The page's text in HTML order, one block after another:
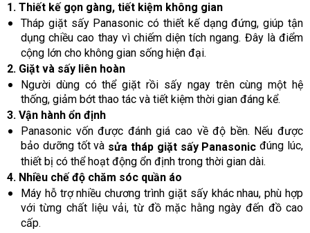
1. Thiết kế gọn gàng, tiết kiệm không gian
Tháp giặt sấy Panasonic có thiết kế dạng đứng, giúp tận
dụng chiều cao thay vì chiếm diện tích ngang. Đây là điểm
cộng lớn cho không gian sống hiện đại.
2. Giặt và sấy liên hoàn
Người dùng có thể giặt rồi sấy ngay trên cùng một hệ
thống, giảm bớt thao tác và tiết kiệm thời gian đáng kể.
3. Vận hành ổn định
Panasonic vốn được đánh giá cao về độ bền. Nếu được
bảo dưỡng tốt và sửa tháp giặt sấy Panasonicđúng lúc,
thiết bị có thể hoạt động ổn định trong thời gian dài.
4. Nhiều chế độ chăm sóc quần áo
Máy hỗ trợ nhiều chương trình giặt sấy khác nhau, phù hợp
với từng chất liệu vải, từ đồ mặc hằng ngày đến đồ cao
cấp.